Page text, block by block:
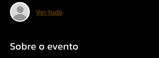
Ver tudo
Sobre o evento